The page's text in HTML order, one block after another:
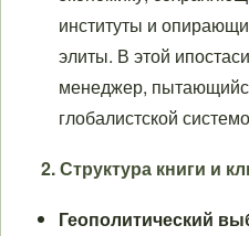
институты и
элиты. В этой
менеджер,
глобалистской
2. Структура книги и
Геополитический